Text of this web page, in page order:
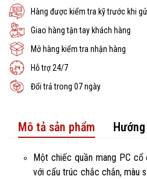
Hàng được kiểm tra kỹ trước khi
Giao hàng tận tay khách hàng
Mở hàng kiểm tra nhận hàng
Hỗ trợ 24/7
Đổi trả trong 07 ngày
Mô tả sản phẩm
Một chiếc quần mang PC cổ
với cấu trúc chắc chắn, màu